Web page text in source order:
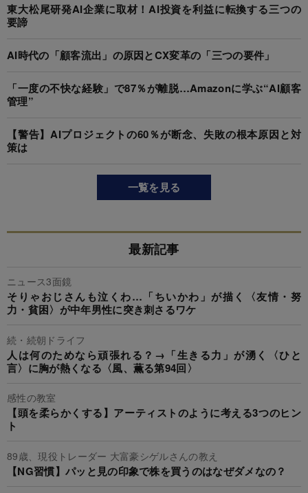
東大松尾研発AI企業に取材！AI投資を利益に転換する三つの
要諦
AI時代の「顧客流出」の原因とCX変革の「三つの要件」
「一度の不快な経験」で87％が離脱…Amazonに学ぶ“AI顧客
管理”
【警告】AIプロジェクトの60％が断念、失敗の根本原因と対
策は
一覧を見る
最新記事
ニュース3面鏡
そりゃおじさんも泣くわ…「ちいかわ」が描く〈友情・努
力・貧困〉が中年男性に突き刺さるワケ
続・続朝ドライフ
人は何のためなら頑張れる？→「生きる力」が湧く〈ひと
言〉に胸が熱くなる〈風、薫る第94回〉
感性の教室
【頭を柔らかくする】アーティストのように考える3つのヒン
ト
89歳、現役トレーダー 大富豪シゲルさんの教え
【NG習慣】パッと見の印象で株を買うのはなぜダメなの？